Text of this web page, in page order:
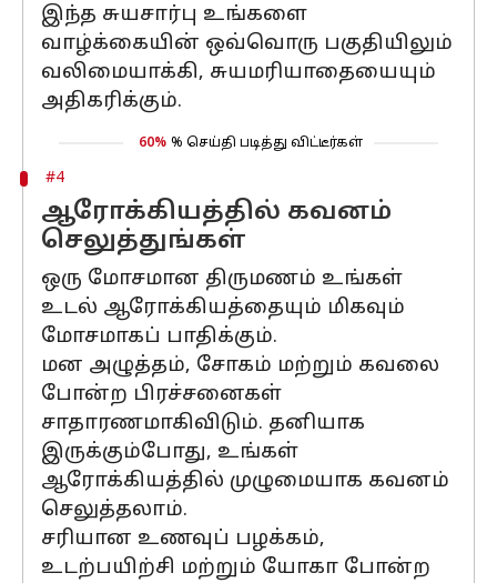
இந்த சுயசார்பு உங்களை
வாழ்க்கையின் ஒவ்வொரு பகுதியிலும்
வலிமையாக்கி, சுயமரியாதையையும்
அதிகரிக்கும்.
60% % செய்தி படித்து விட்டீர்கள்
#4
ஆரோக்கியத்தில் கவனம்
செலுத்துங்கள்
ஒரு மோசமான திருமணம் உங்கள்
உடல் ஆரோக்கியத்தையும் மிகவும்
மோசமாகப் பாதிக்கும்.
மன அழுத்தம், சோகம் மற்றும் கவலை
போன்ற பிரச்சனைகள்
சாதாரணமாகிவிடும். தனியாக
இருக்கும்போது, உங்கள்
ஆரோக்கியத்தில் முழுமையாக கவனம்
செலுத்தலாம்.
சரியான உணவுப் பழக்கம்,
உடற்பயிற்சி மற்றும் யோகா போன்ற